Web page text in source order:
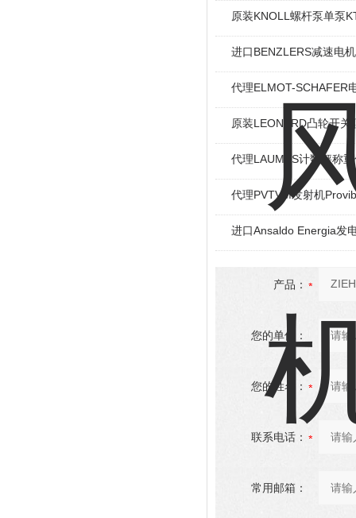
原装KNOLL螺杆泵单泵
进口BENZLERS减速电
代理ELMOT-SCHAFER
原装LEONARD凸轮开关
代理LAUMAS计数秤称
代理PVTVM发射机
进口Ansaldo Energia发
产品：
您的单位：
您的姓名：
联系电话：
常用邮箱：